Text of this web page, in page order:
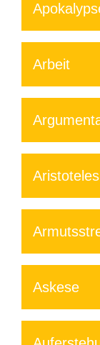
Arbeit
Aristoteles
Askese